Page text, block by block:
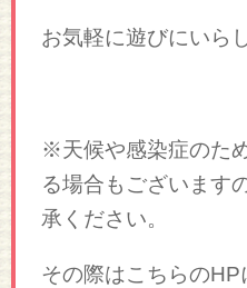
お気軽に遊びにいら
※天候や感染症のた
る場合もございます
承ください。
その際はこちらのHP